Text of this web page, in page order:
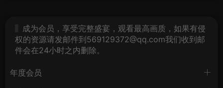
成为会员，享受完整盛宴，观看最高画质，如果有侵
权的资源请发邮件到569129372@qq.com我们收到邮
件会在24小时之内删除。
年度会员